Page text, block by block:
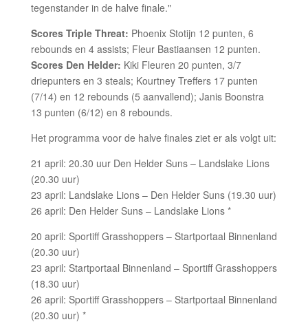
tegenstander in de halve finale."
Scores Triple Threat: Phoenix Stotijn 12 punten, 6
rebounds en 4 assists; Fleur Bastiaansen 12 punten.
Scores Den Helder: Kiki Fleuren 20 punten, 3/7
driepunters en 3 steals; Kourtney Treffers 17 punten
(7/14) en 12 rebounds (5 aanvallend); Janis Boonstra
13 punten (6/12) en 8 rebounds.
Het programma voor de halve finales ziet er als volgt uit:
21 april: 20.30 uur Den Helder Suns – Landslake Lions
(20.30 uur)
23 april: Landslake Lions – Den Helder Suns (19.30 uur)
26 april: Den Helder Suns – Landslake Lions *
20 april: Sportiff Grasshoppers – Startportaal Binnenland
(20.30 uur)
23 april: Startportaal Binnenland – Sportiff Grasshoppers
(18.30 uur)
26 april: Sportiff Grasshoppers – Startportaal Binnenland
(20.30 uur) *